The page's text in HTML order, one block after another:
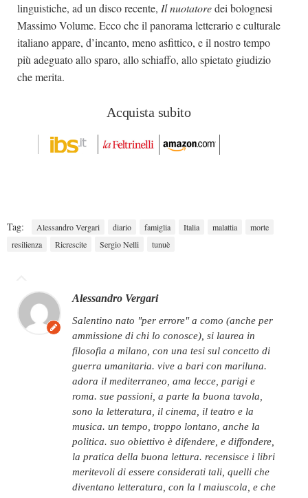
linguistiche, ad un disco recente, Il nuotatoredei bolognesi
Massimo Volume. Ecco che il panorama letterario e culturale
italiano appare, d’incanto, meno asfittico, e il nostro tempo
più adeguato allo sparo, allo schiaffo, allo spietato giudizio
che merita.
Acquista subito
Tag: Alessandro Vergari diario famiglia Italia malattia
morte
resilienza
Ricrescite Sergio Nelli tunuè
Alessandro Vergari
salentino nato "per errore" a como (anche per
ammissione di chi lo conosce), si laurea in
filosofia a milano, con una tesi sul concetto di
guerra umanitaria. vive a bari con mariluna.
adora il mediterraneo, ama lecce, parigi e
roma. sue passioni, a parte la buona tavola,
sono la letteratura, il cinema, il teatro e la
musica. un tempo, troppo lontano, anche la
politica. suo obiettivo è difendere, e diffondere,
la pratica della buona lettura. recensisce i libri
meritevoli di essere considerati tali, quelli che
diventano letteratura, con la l maiuscola, e che